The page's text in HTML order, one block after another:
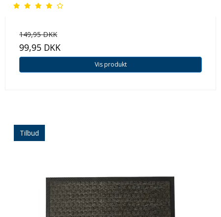
149,95 DKK
99,95 DKK
Vis produkt
Tilbud